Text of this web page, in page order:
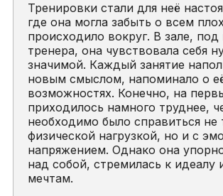
Тренировки стали для неё
где она могла забыть о всем
происходило вокруг. В зале,
тренера, она чувствовала себя
значимой. Каждый занятие
новым смыслом, напоминало о
возможностях. Конечно, на
приходилось намного труднее,
необходимо было справиться не
физической нагрузкой, но и с
напряжением. Однако она
над собой, стремилась к идеалу
мечтам.